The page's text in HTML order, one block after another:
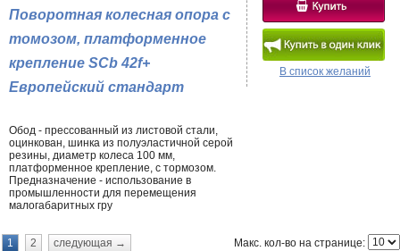
В список желаний
Поворотная колесная опора c
томозом, платформенное
крепление SCb 42f+
Европейский стандарт
Обод - прессованный из листовой стали,
оцинкован, шинка из полуэластичной серой
резины, диаметр колеса 100 мм,
платформенное крепление, с тормозом.
Предназначение - использование в
промышленности для перемещения
малогабаритных гру
Макс. кол-во на странице:
1 2 следующая →